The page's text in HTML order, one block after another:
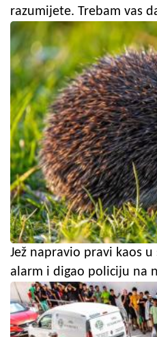
razumijete. Trebam vas
Jež napravio pravi kaos
alarm i digao policiju na